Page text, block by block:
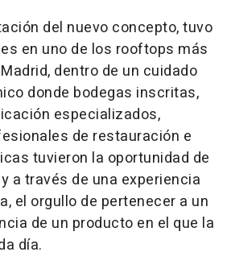
del nuevo concepto, tuvo
en uno de los rooftops más
dentro de un cuidado
donde bodegas inscritas,
especializados,
de restauración e
tuvieron la oportunidad de
a través de una experiencia
el orgullo de pertenecer a un
de un producto en el que la
día.